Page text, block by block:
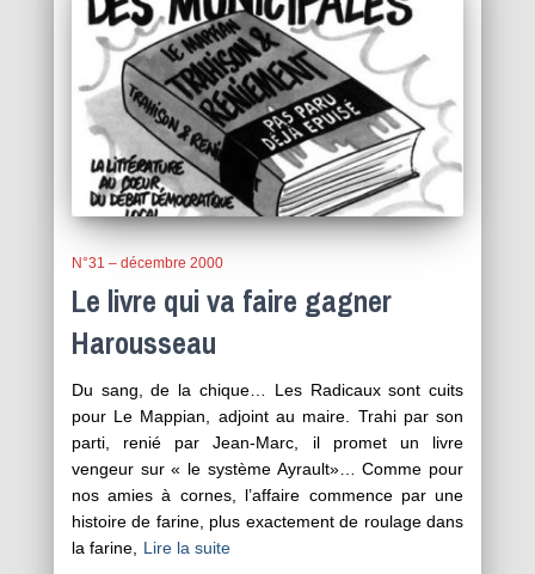
N°31 – décembre 2000
Le livre qui va faire gagner
Harousseau
Du sang, de la chique… Les Radicaux sont cuits
pour Le Mappian, adjoint au maire. Trahi par son
parti, renié par Jean-Marc, il promet un livre
vengeur sur « le système Ayrault»… Comme pour
nos amies à cornes, l’affaire commence par une
histoire de farine, plus exactement de roulage dans
la farine, Lire la suite